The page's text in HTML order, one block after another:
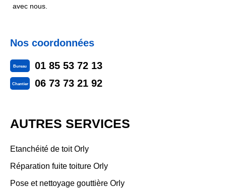
avec nous.
Nos coordonnées
Bureau 01 85 53 72 13
Chantier 06 73 73 21 92
AUTRES SERVICES
Etanchéité de toit Orly
Réparation fuite toiture Orly
Pose et nettoyage gouttière Orly